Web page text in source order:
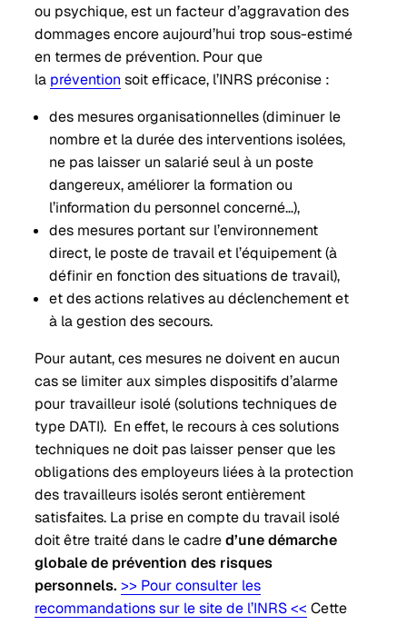
ou psychique, est un facteur d’aggravation des
dommages encore aujourd’hui trop sous-estimé
en termes de prévention. Pour que
la prévention soit efficace, l’INRS préconise :
des mesures organisationnelles (diminuer le
nombre et la durée des interventions isolées,
ne pas laisser un salarié seul à un poste
dangereux, améliorer la formation ou
l’information du personnel concerné…),
des mesures portant sur l’environnement
direct, le poste de travail et l’équipement (à
définir en fonction des situations de travail),
et des actions relatives au déclenchement et
à la gestion des secours.
Pour autant, ces mesures ne doivent en aucun
cas se limiter aux simples dispositifs d’alarme
pour travailleur isolé (solutions techniques de
type DATI). En effet, le recours à ces solutions
techniques ne doit pas laisser penser que les
obligations des employeurs liées à la protection
des travailleurs isolés seront entièrement
satisfaites. La prise en compte du travail isolé
doit être traité dans le cadred’une démarche
globale de prévention des risques
personnels. >> Pour consulter les
recommandations sur le site de l’INRS << Cette